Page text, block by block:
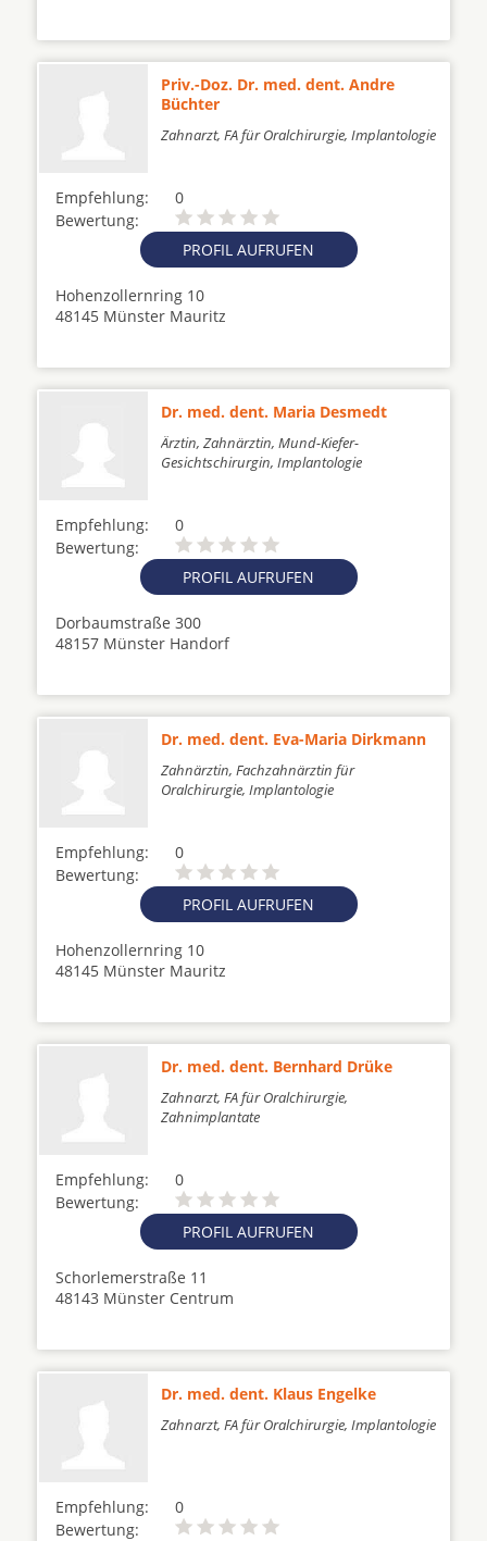
Priv.-Doz. Dr. med. dent. Andre
Büchter
Zahnarzt, FA für Oralchirurgie, Implantologie
Empfehlung:
0
Bewertung:
PROFIL AUFRUFEN
Hohenzollernring 10
48145 Münster Mauritz
Dr. med. dent. Maria Desmedt
Ärztin, Zahnärztin, Mund-Kiefer-
Gesichtschirurgin, Implantologie
Empfehlung:
0
Bewertung:
PROFIL AUFRUFEN
Dorbaumstraße 300
48157 Münster Handorf
Dr. med. dent. Eva-Maria Dirkmann
Zahnärztin, Fachzahnärztin für
Oralchirurgie, Implantologie
Empfehlung:
0
Bewertung:
PROFIL AUFRUFEN
Hohenzollernring 10
48145 Münster Mauritz
Dr. med. dent. Bernhard Drüke
Zahnarzt, FA für Oralchirurgie,
Zahnimplantate
Empfehlung:
0
Bewertung:
PROFIL AUFRUFEN
Schorlemerstraße 11
48143 Münster Centrum
Dr. med. dent. Klaus Engelke
Zahnarzt, FA für Oralchirurgie, Implantologie
Empfehlung:
0
Bewertung: